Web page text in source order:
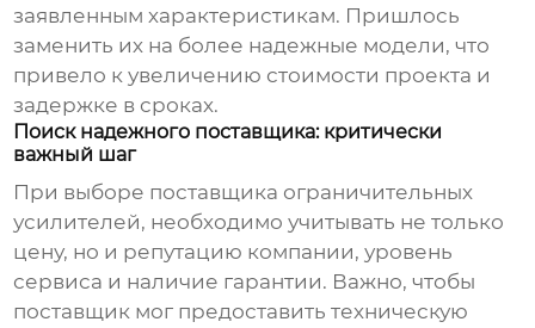
заявленным характеристикам. Пришлось
заменить их на более надежные модели, что
привело к увеличению стоимости проекта и
задержке в сроках.
Поиск надежного поставщика: критически
важный шаг
При выборе поставщика ограничительных
усилителей, необходимо учитывать не только
цену, но и репутацию компании, уровень
сервиса и наличие гарантии. Важно, чтобы
поставщик мог предоставить техническую